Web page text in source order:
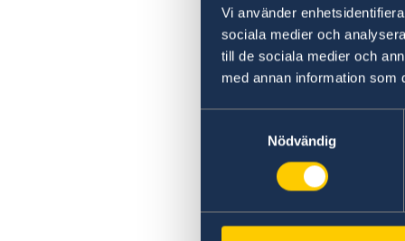
Vi använder
sociala medier och
till de sociala medier och
med annan information som
Nödvändig